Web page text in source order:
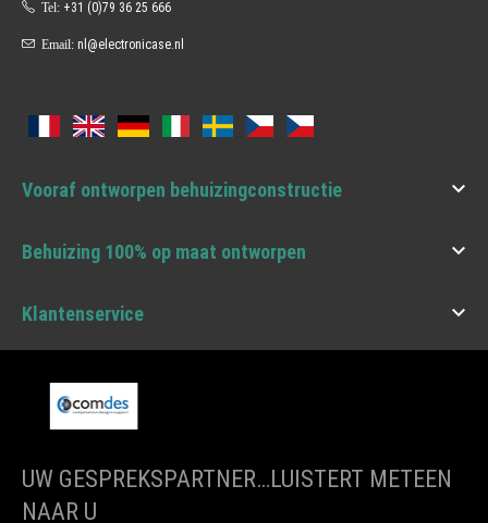
Tel: +31 (0)79 36 25 666
Email: nl@electronicase.nl
Vooraf ontworpen behuizingconstructie 
Behuizing 100% op maat ontworpen 
Klantenservice 
UW GESPREKSPARTNER…LUISTERT METEEN
NAAR U